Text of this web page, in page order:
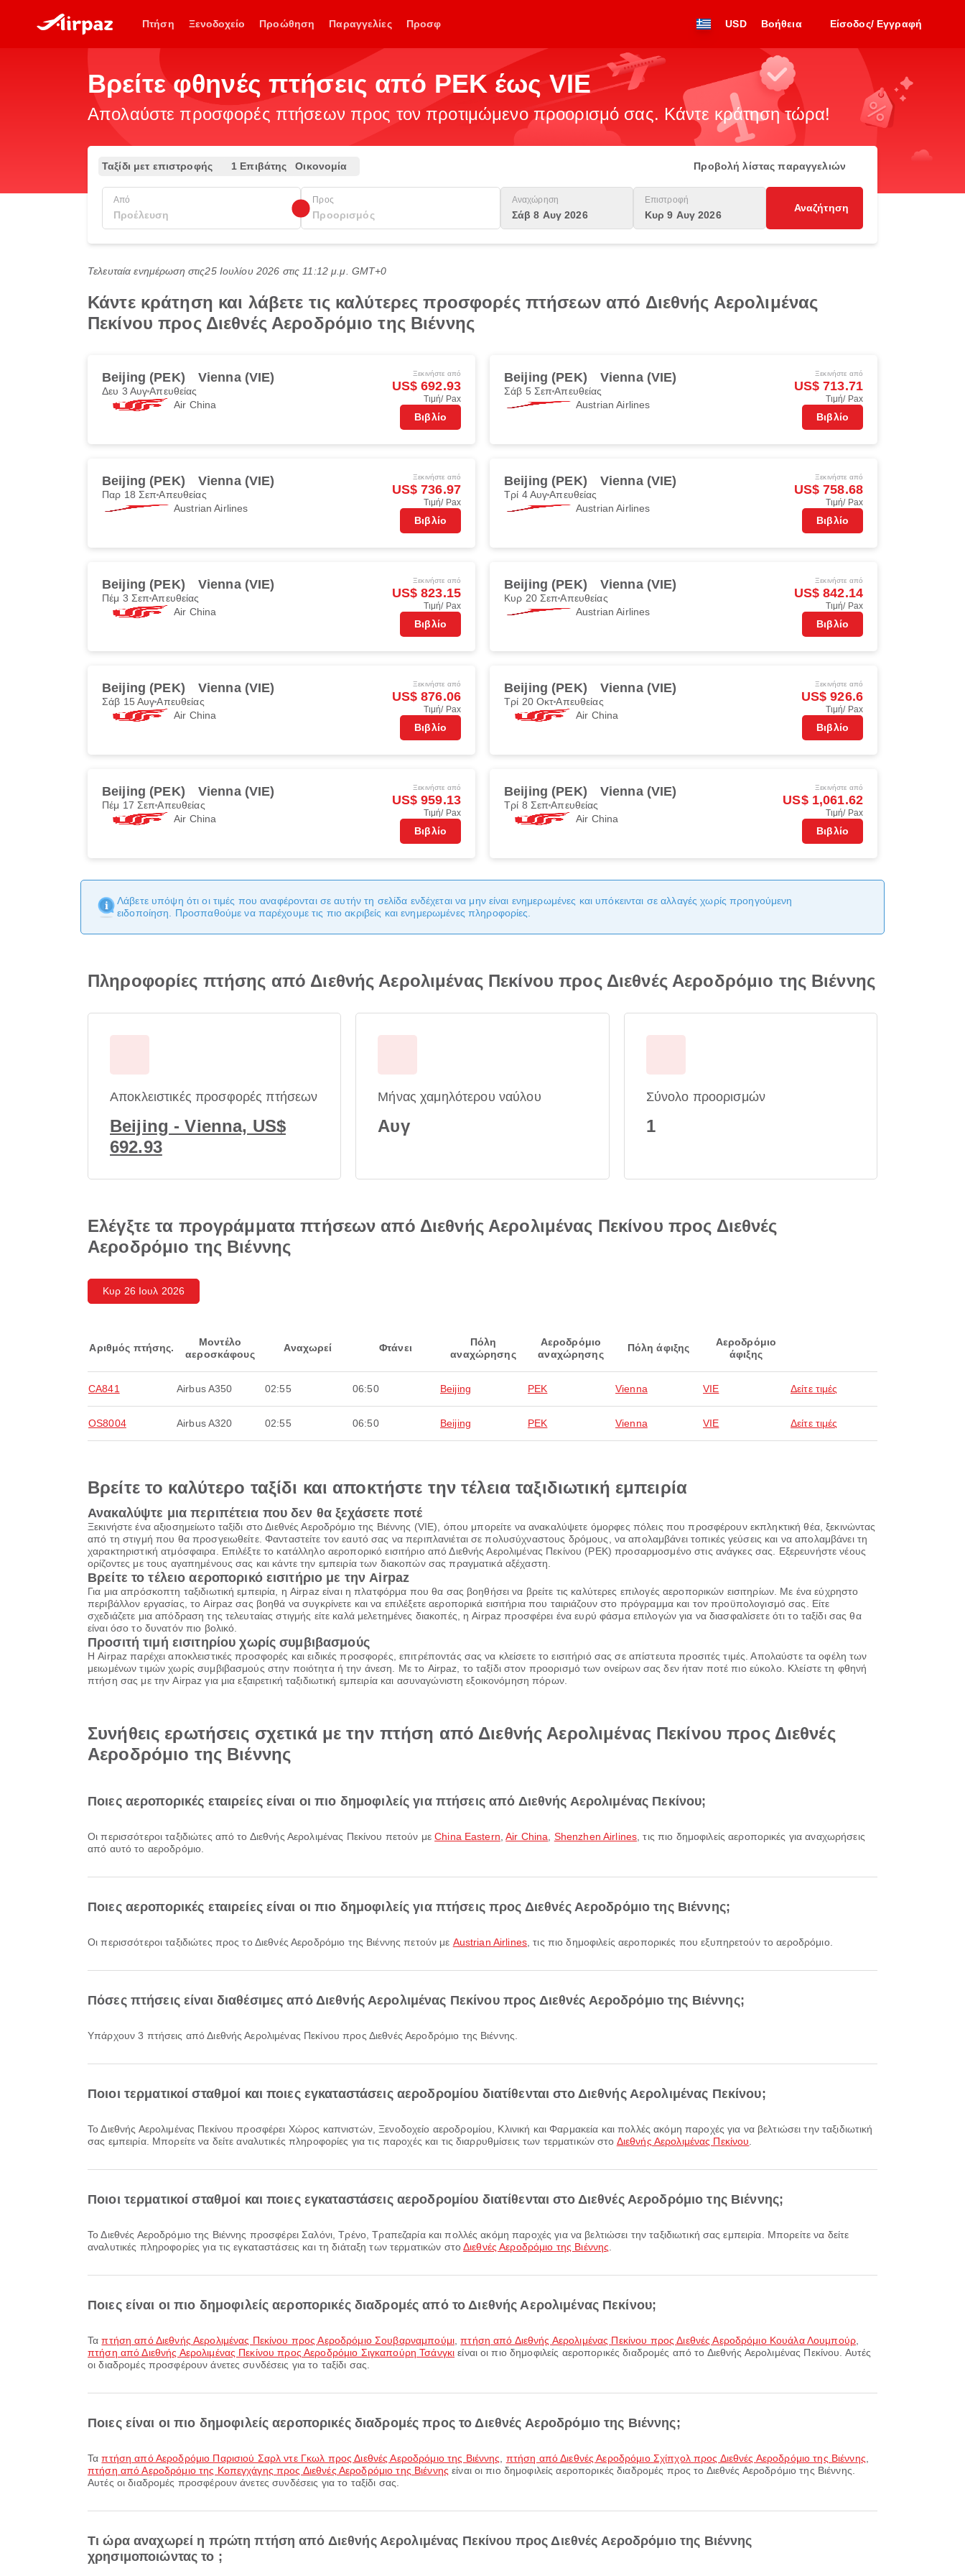
Πτήση Ξενοδοχείο Προώθηση Παραγγελίες Προσφ USD Βοήθεια Είσοδος/ Εγγραφή
Βρείτε φθηνές πτήσεις από PEK έως VIE
Απολαύστε προσφορές πτήσεων προς τον προτιμώμενο προορισμό σας. Κάντε κράτηση τώρα!
Ταξίδι μετ επιστροφής 1 Επιβάτης Οικονομία Προβολή λίστας παραγγελιών
Από Προς Αναχώρηση
Σάβ 8 Αυγ 2026
Επιστροφή
Κυρ 9 Αυγ 2026
Αναζήτηση
Τελευταία ενημέρωση στις25 Ιουλίου 2026 στις 11:12 μ.μ. GMT+0
Κάντε κράτηση και λάβετε τις καλύτερες προσφορές πτήσεων από Διεθνής Αερολιμένας
Πεκίνου προς Διεθνές Αεροδρόμιο της Βιέννης
Beijing (PEK) Vienna (VIE)
Δευ 3 ΑυγΑπευθείας
Air China
Ξεκινήστε από
US$ 692.93
Τιμή/ Pax
Βιβλίο
Beijing (PEK) Vienna (VIE)
Σάβ 5 ΣεπΑπευθείας
Austrian Airlines
Ξεκινήστε από
US$ 713.71
Τιμή/ Pax
Βιβλίο
Beijing (PEK) Vienna (VIE)
Παρ 18 ΣεπΑπευθείας
Austrian Airlines
Ξεκινήστε από
US$ 736.97
Τιμή/ Pax
Βιβλίο
Beijing (PEK) Vienna (VIE)
Τρί 4 ΑυγΑπευθείας
Austrian Airlines
Ξεκινήστε από
US$ 758.68
Τιμή/ Pax
Βιβλίο
Beijing (PEK) Vienna (VIE)
Πέμ 3 ΣεπΑπευθείας
Air China
Ξεκινήστε από
US$ 823.15
Τιμή/ Pax
Βιβλίο
Beijing (PEK) Vienna (VIE)
Κυρ 20 ΣεπΑπευθείας
Austrian Airlines
Ξεκινήστε από
US$ 842.14
Τιμή/ Pax
Βιβλίο
Beijing (PEK) Vienna (VIE)
Σάβ 15 ΑυγΑπευθείας
Air China
Ξεκινήστε από
US$ 876.06
Τιμή/ Pax
Βιβλίο
Beijing (PEK) Vienna (VIE)
Τρί 20 ΟκτΑπευθείας
Air China
Ξεκινήστε από
US$ 926.6
Τιμή/ Pax
Βιβλίο
Beijing (PEK) Vienna (VIE)
Πέμ 17 ΣεπΑπευθείας
Air China
Ξεκινήστε από
US$ 959.13
Τιμή/ Pax
Βιβλίο
Beijing (PEK) Vienna (VIE)
Τρί 8 ΣεπΑπευθείας
Air China
Ξεκινήστε από
US$ 1,061.62
Τιμή/ Pax
Βιβλίο
Λάβετε υπόψη ότι οι τιμές που αναφέρονται σε αυτήν τη σελίδα ενδέχεται να μην είναι ενημερωμένες και υπόκεινται σε αλλαγές χωρίς προηγούμενη
ειδοποίηση. Προσπαθούμε να παρέχουμε τις πιο ακριβείς και ενημερωμένες πληροφορίες.
Πληροφορίες πτήσης από Διεθνής Αερολιμένας Πεκίνου προς Διεθνές Αεροδρόμιο της Βιέννης
Αποκλειστικές προσφορές πτήσεων
Beijing - Vienna, US$
692.93
Μήνας χαμηλότερου ναύλου
Αυγ
Σύνολο προορισμών
1
Ελέγξτε τα προγράμματα πτήσεων από Διεθνής Αερολιμένας Πεκίνου προς Διεθνές
Αεροδρόμιο της Βιέννης
Κυρ 26 Ιουλ 2026
Αριθμός πτήσης.
Μοντέλο
αεροσκάφους
Αναχωρεί Φτάνει
Πόλη
αναχώρησης
Αεροδρόμιο
αναχώρησης
Πόλη άφιξης
Αεροδρόμιο
άφιξης
CA841 Airbus A350 02:55 06:50 Beijing PEK Vienna VIE Δείτε τιμές
OS8004 Airbus A320 02:55 06:50 Beijing PEK Vienna VIE Δείτε τιμές
Βρείτε το καλύτερο ταξίδι και αποκτήστε την τέλεια ταξιδιωτική εμπειρία
Ανακαλύψτε μια περιπέτεια που δεν θα ξεχάσετε ποτέ
Ξεκινήστε ένα αξιοσημείωτο ταξίδι στο Διεθνές Αεροδρόμιο της Βιέννης (VIE), όπου μπορείτε να ανακαλύψετε όμορφες πόλεις που προσφέρουν εκπληκτική θέα, ξεκινώντας
από τη στιγμή που θα προσγειωθείτε. Φανταστείτε τον εαυτό σας να περιπλανιέται σε πολυσύχναστους δρόμους, να απολαμβάνει τοπικές γεύσεις και να απολαμβάνει τη
χαρακτηριστική ατμόσφαιρα. Επιλέξτε το κατάλληλο αεροπορικό εισιτήριο από Διεθνής Αερολιμένας Πεκίνου (PEK) προσαρμοσμένο στις ανάγκες σας. Εξερευνήστε νέους
ορίζοντες με τους αγαπημένους σας και κάντε την εμπειρία των διακοπών σας πραγματικά αξέχαστη.
Βρείτε το τέλειο αεροπορικό εισιτήριο με την Airpaz
Για μια απρόσκοπτη ταξιδιωτική εμπειρία, η Airpaz είναι η πλατφόρμα που θα σας βοηθήσει να βρείτε τις καλύτερες επιλογές αεροπορικών εισιτηρίων. Με ένα εύχρηστο
περιβάλλον εργασίας, το Airpaz σας βοηθά να συγκρίνετε και να επιλέξετε αεροπορικά εισιτήρια που ταιριάζουν στο πρόγραμμα και τον προϋπολογισμό σας. Είτε
σχεδιάζετε μια απόδραση της τελευταίας στιγμής είτε καλά μελετημένες διακοπές, η Airpaz προσφέρει ένα ευρύ φάσμα επιλογών για να διασφαλίσετε ότι το ταξίδι σας θα
είναι όσο το δυνατόν πιο βολικό.
Προσιτή τιμή εισιτηρίου χωρίς συμβιβασμούς
Η Airpaz παρέχει αποκλειστικές προσφορές και ειδικές προσφορές, επιτρέποντάς σας να κλείσετε το εισιτήριό σας σε απίστευτα προσιτές τιμές. Απολαύστε τα οφέλη των
μειωμένων τιμών χωρίς συμβιβασμούς στην ποιότητα ή την άνεση. Με το Airpaz, το ταξίδι στον προορισμό των ονείρων σας δεν ήταν ποτέ πιο εύκολο. Κλείστε τη φθηνή
πτήση σας με την Airpaz για μια εξαιρετική ταξιδιωτική εμπειρία και ασυναγώνιστη εξοικονόμηση πόρων.
Συνήθεις ερωτήσεις σχετικά με την πτήση από Διεθνής Αερολιμένας Πεκίνου προς Διεθνές
Αεροδρόμιο της Βιέννης
Ποιες αεροπορικές εταιρείες είναι οι πιο δημοφιλείς για πτήσεις από Διεθνής Αερολιμένας Πεκίνου;
Οι περισσότεροι ταξιδιώτες από το Διεθνής Αερολιμένας Πεκίνου πετούν μεChina Eastern ,Air China Shenzhen Airlines , τις πιο δημοφιλείς αεροπορικές για αναχωρήσεις
από αυτό το αεροδρόμιο.
Ποιες αεροπορικές εταιρείες είναι οι πιο δημοφιλείς για πτήσεις προς Διεθνές Αεροδρόμιο της Βιέννης;
Οι περισσότεροι ταξιδιώτες προς το Διεθνές Αεροδρόμιο της Βιέννης πετούν με Austrian Airlines , τις πιο δημοφιλείς αεροπορικές που εξυπηρετούν το αεροδρόμιο.
Πόσες πτήσεις είναι διαθέσιμες από Διεθνής Αερολιμένας Πεκίνου προς Διεθνές Αεροδρόμιο της Βιέννης;
Υπάρχουν 3 πτήσεις από Διεθνής Αερολιμένας Πεκίνου προς Διεθνές Αεροδρόμιο της Βιέννης.
Ποιοι τερματικοί σταθμοί και ποιες εγκαταστάσεις αεροδρομίου διατίθενται στο Διεθνής Αερολιμένας Πεκίνου;
Το Διεθνής Αερολιμένας Πεκίνου προσφέρει Χώρος καπνιστών, Ξενοδοχείο αεροδρομίου, Κλινική και Φαρμακεία και πολλές ακόμη παροχές για να βελτιώσει την ταξιδιωτική
σας εμπειρία. Μπορείτε να δείτε αναλυτικές πληροφορίες για τις παροχές και τις διαρρυθμίσεις των τερματικών στο Διεθνής Αερολιμένας Πεκίνου
Ποιοι τερματικοί σταθμοί και ποιες εγκαταστάσεις αεροδρομίου διατίθενται στο Διεθνές Αεροδρόμιο της Βιέννης;
Το Διεθνές Αεροδρόμιο της Βιέννης προσφέρει Σαλόνι, Τρένο, Τραπεζαρία και πολλές ακόμη παροχές για να βελτιώσει την ταξιδιωτική σας εμπειρία. Μπορείτε να δείτε
αναλυτικές πληροφορίες για τις εγκαταστάσεις και τη διάταξη των τερματικών στοΔιεθνές Αεροδρόμιο της Βιέννης
Ποιες είναι οι πιο δημοφιλείς αεροπορικές διαδρομές από το Διεθνής Αερολιμένας Πεκίνου;
Ταπτήση από Διεθνής Αερολιμένας Πεκίνου προς Αεροδρόμιο Σουβαρναμπούμι,πτήση από Διεθνής Αερολιμένας Πεκίνου προς Διεθνές Αεροδρόμιο Κουάλα Λουμπούρ
πτήση από Διεθνής Αερολιμένας Πεκίνου προς Αεροδρόμιο Σιγκαπούρη Τσάνγκι είναι οι πιο δημοφιλείς αεροπορικές διαδρομές από το Διεθνής Αερολιμένας Πεκίνου. Αυτές
οι διαδρομές προσφέρουν άνετες συνδέσεις για το ταξίδι σας.
Ποιες είναι οι πιο δημοφιλείς αεροπορικές διαδρομές προς το Διεθνές Αεροδρόμιο της Βιέννης;
Ταπτήση από Αεροδρόμιο Παρισιού Σαρλ ντε Γκωλ προς Διεθνές Αεροδρόμιο της Βιέννης πτήση από Διεθνές Αεροδρόμιο Σχίπχολ προς Διεθνές Αεροδρόμιο της Βιέννης
πτήση από Αεροδρόμιο της Κοπεγχάγης προς Διεθνές Αεροδρόμιο της Βιέννης είναι οι πιο δημοφιλείς αεροπορικές διαδρομές προς το Διεθνές Αεροδρόμιο της Βιέννης.
Αυτές οι διαδρομές προσφέρουν άνετες συνδέσεις για το ταξίδι σας.
Τι ώρα αναχωρεί η πρώτη πτήση από Διεθνής Αερολιμένας Πεκίνου προς Διεθνές Αεροδρόμιο της Βιέννης
χρησιμοποιώντας το ;